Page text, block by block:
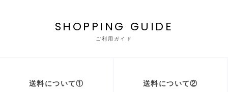
SHOPPING GUIDE
ご利用ガイド
送料について① 送料について②